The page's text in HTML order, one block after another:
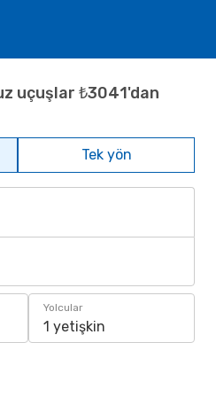
uçuşlar ₺3041'dan
Tek yön
Yolcular
1 yetişkin